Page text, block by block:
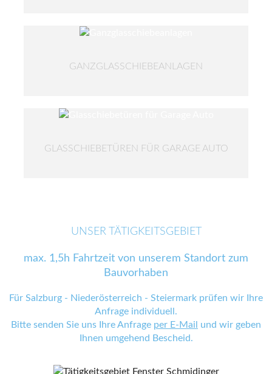
GANZGLASSCHIEBEANLAGEN
GLASSCHIEBETÜREN FÜR GARAGE AUTO
UNSER TÄTIGKEITSGEBIET
max. 1,5h Fahrtzeit von unserem Standort zum
Bauvorhaben
Für Salzburg - Niederösterreich - Steiermark prüfen wir Ihre
Anfrage individuell.
Bitte senden Sie uns Ihre Anfrage per E-Mail
und wir geben
Ihnen umgehend Bescheid.